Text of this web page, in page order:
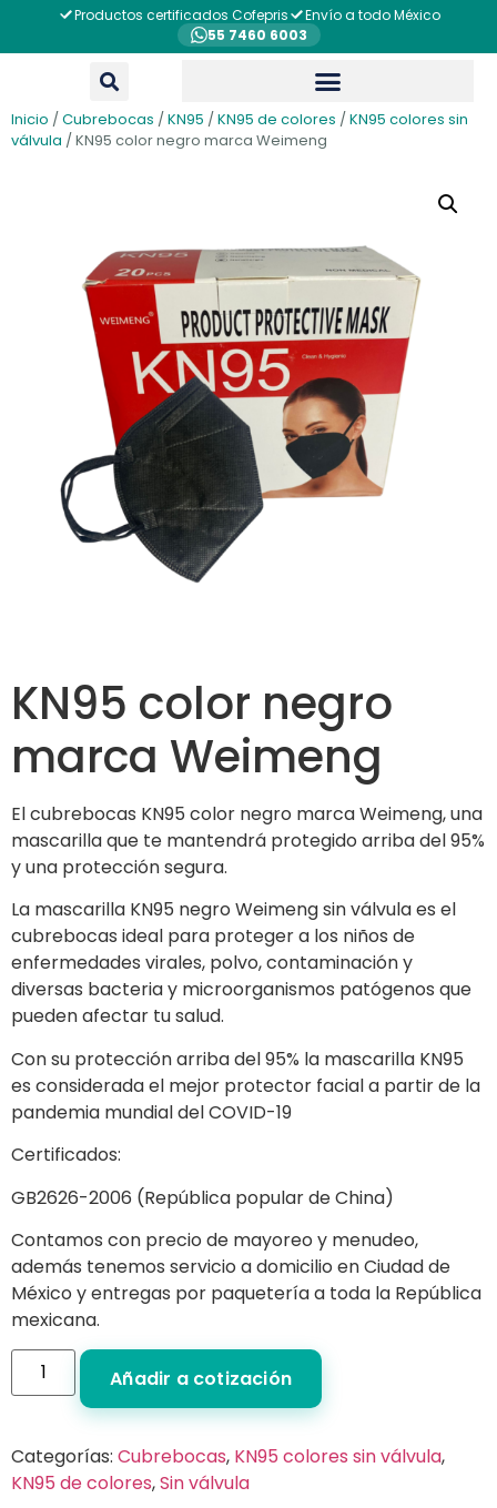
Productos certificados Cofepris
Envío a todo México
55 7460 6003
Inicio /Cubrebocas /KN95 /KN95 de colores /KN95 colores sin
válvula / KN95 color negro marca Weimeng
KN95 color negro
marca Weimeng
El cubrebocas KN95 color negro marca Weimeng, una
mascarilla que te mantendrá protegido arriba del 95%
y una protección segura.
La mascarilla KN95 negro Weimeng sin válvula es el
cubrebocas ideal para proteger a los niños de
enfermedades virales, polvo, contaminación y
diversas bacteria y microorganismos patógenos que
pueden afectar tu salud.
Con su protección arriba del 95% la mascarilla KN95
es considerada el mejor protector facial a partir de la
pandemia mundial del COVID-19
Certificados:
GB2626-2006 (República popular de China)
Contamos con precio de mayoreo y menudeo,
además tenemos servicio a domicilio en Ciudad de
México y entregas por paquetería a toda la República
mexicana.
Añadir a cotización
Categorías: Cubrebocas, KN95 colores sin válvula,
KN95 de colores,Sin válvula